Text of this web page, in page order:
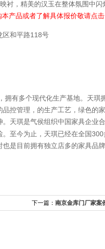
衬，精美的汉玉在整体氛围中闪
本产品或者了解具体报价敬请点
区和平路118号
拥有多个现代化生产基地。天琪
控管理，的生产工艺，绿色的
天琪是气侯组织中国家具企业
至今为止，天琪已经在全国 300
是目前拥有独立店多的家具品牌
下一篇： 南京金库门厂家案